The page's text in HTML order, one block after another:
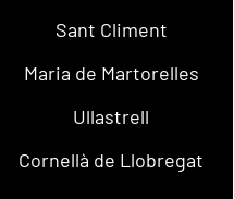
Sant Climent
Maria de Martorelles
Ullastrell
Cornellà de Llobregat